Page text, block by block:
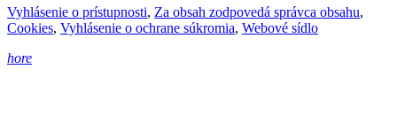
Vyhlásenie o prístupnosti, Za obsah zodpovedá správca obsahu,
Cookies, Vyhlásenie o ochrane súkromia, Webové sídlo
hore